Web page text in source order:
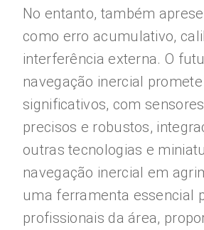
No entanto, também
como erro acumulativo,
interferência externa. O
navegação inercial
significativos, com
precisos e robustos,
outras tecnologias e
navegação inercial em
uma ferramenta essencial
profissionais da área,